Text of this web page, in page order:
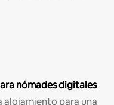
nómades digitales
alojamiento para una